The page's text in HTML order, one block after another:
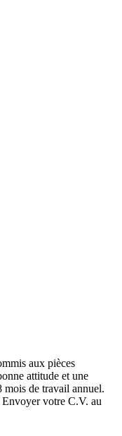
aux pièces
attitude et une
mois de travail annuel.
votre C.V. au